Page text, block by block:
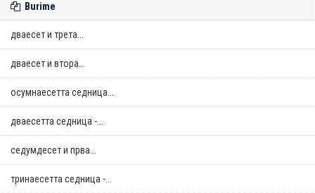
Burime
дваесет и трета...
дваесет и втора...
осумнaесетта седница...
дваесетта седница -...
седумдесет и прва...
тринаесетта седница -...